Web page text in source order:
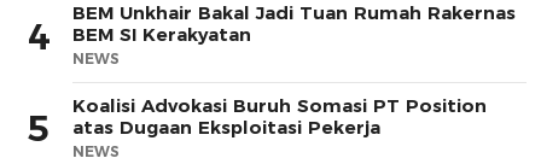
4
BEM Unkhair Bakal Jadi Tuan Rumah Rakernas
BEM SI Kerakyatan
NEWS
5
Koalisi Advokasi Buruh Somasi PT Position
atas Dugaan Eksploitasi Pekerja
NEWS